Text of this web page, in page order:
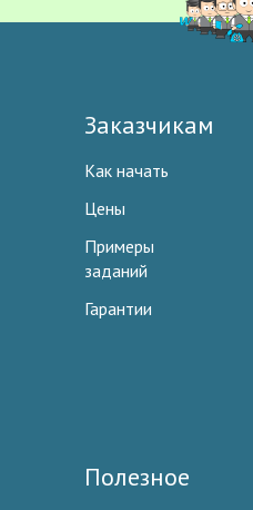
Заказчикам
Как начать
Цены
Примеры
заданий
Гарантии
Полезное